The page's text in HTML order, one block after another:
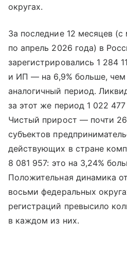
округах.
За последние 12 месяцев
по апрель 2026 года) в
зарегистрировались 1 284
и ИП — на 6,9% больше,
аналогичный период.
за этот же период 1 022
Чистый прирост — почти
субъектов
действующих в стране
8 081 957: это на 3,24%
Положительная динамика
восьми федеральных
регистраций превысило
в каждом из них.